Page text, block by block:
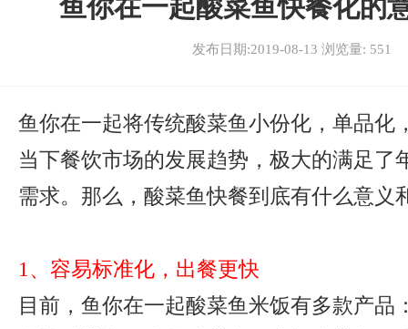
鱼你在一起酸菜鱼快餐化的
发布日期:2019-08-13 浏览量: 551
鱼你在一起将传统酸菜鱼小份化，单品化
当下餐饮市场的发展趋势，极大的满足了
需求。那么，酸菜鱼快餐到底有什么意义
1、容易标准化，出餐更快
目前，鱼你在一起酸菜鱼米饭有多款产品